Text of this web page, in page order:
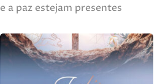
e a paz estejam presentes